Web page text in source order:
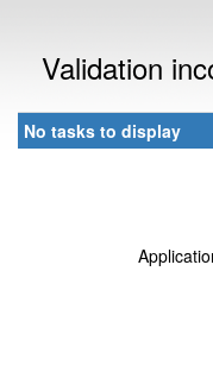
Validation
No tasks to display